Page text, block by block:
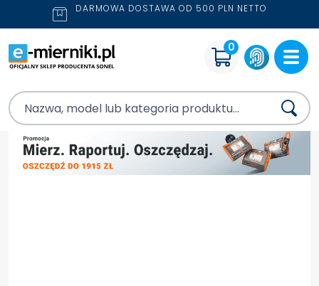
DARMOWA DOSTAWA OD 500 PLN NETTO
0